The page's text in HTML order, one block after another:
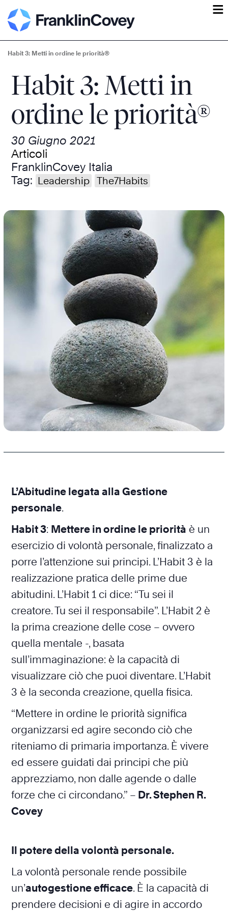
ĕ
Habit 3: Metti in ordine le priorità®
Habit 3: Metti in
ordine le priorità®
30 Giugno 2021
Articoli
FranklinCovey Italia
Tag: Leadership The7Habits
L’Abitudine legata alla Gestione
personale.
Habit 3: Mettere in ordine le priorità è un
esercizio di volontà personale, finalizzato a
porre l’attenzione sui principi. L’Habit 3 è la
realizzazione pratica delle prime due
abitudini. L’Habit 1 ci dice: “Tu sei il
creatore. Tu sei il responsabile”. L’Habit 2 è
la prima creazione delle cose – ovvero
quella mentale -, basata
sull’immaginazione: è la capacità di
visualizzare ciò che puoi diventare. L’Habit
3 è la seconda creazione, quella fisica.
“Mettere in ordine le priorità significa
organizzarsi ed agire secondo ciò che
riteniamo di primaria importanza. È vivere
ed essere guidati dai principi che più
apprezziamo, non dalle agende o dalle
forze che ci circondano.” – Dr. Stephen R.
Covey
Il potere della volontà personale.
La volontà personale rende possibile
un’autogestione efficace. È la capacità di
prendere decisioni e di agire in accordo